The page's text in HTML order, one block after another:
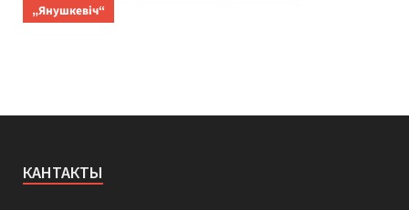
„Янушкевіч“
КАНТАКТЫ